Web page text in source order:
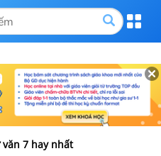
7 hay nhất